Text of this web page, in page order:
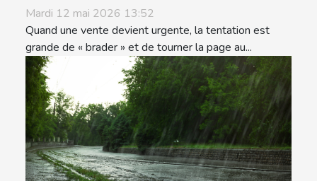
Mardi 12 mai 2026 13:52
Quand une vente devient urgente, la tentation est
grande de « brader » et de tourner la page au...